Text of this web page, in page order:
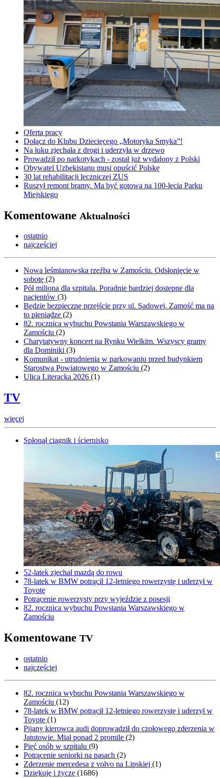
Oferta pracy
Dołącz do Klubu Dziecięcego „Motoryka Smyka”!
Na łuku zjechała z drogi i uderzyła w drzewo
Prowadził po narkotykach - został już wydalony z Polski
Obywatel Uzbekistanu musi opuścić Polskę
30 lat rehabilitacji leczniczej ZUS
Ruszył remont bramy. Ma być gotowa na 100-lecia Parku
Miejskiego
Komentowane Aktualności
ostatnio
najczęściej
Nowa leśmianowska rzeźba w Zamościu. Odsłonięcie w
sobotę (2)
Pół miliona dla szpitala. Poradnie bardziej dostępne dla
pacjentów (3)
Będzie bezpieczne przejście przy ul. Sadowej. Zamość ma na
to pieniądze (2)
82. rocznica wybuchu Powstania Warszawskiego w
Zamościu (2)
Charytatywny koncert na Rynku Wielkim. Wszyscy gramy
dla Dominiki (3)
Komunikat - utrudnienia w parkowaniu przed budynkiem
Starostwa Powiatowego w Zamościu (2)
Ulica Literacka 2026 (1)
TV
więcej
Spłonął ciągnik i ściernisko
52-latek zjechał mazdą do rowu
78-latek w BMW potrącił 12-letniego rowerzystę i uderzył w
Toyotę
Potrącenie rowerzysty przy wyjeździe z posesji
82. rocznica wybuchu Powstania Warszawskiego w
Zamościu
Komentowane TV
ostatnio
najczęściej
82. rocznica wybuchu Powstania Warszawskiego w
Zamościu (12)
78-latek w BMW potrącił 12-letniego rowerzystę i uderzył w
Toyotę (1)
Pijany kierowca audi doprowadził do czołowego zderzenia w
Jatutowie. Miał ponad 2 promile (2)
Pięć osób w szpitalu (9)
Potrącenie seniorki na pasach (2)
Zderzenie mercedesa z volvo na Lipskiej (1)
Dziękuję i życzę (1686)